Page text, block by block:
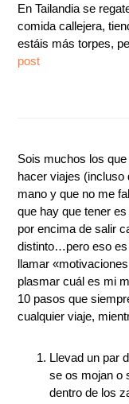
En Tailandia se
comida callejera,
estáis más torpes,
post
Sois muchos los
hacer viajes (incluso
mano y que no me
que hay que tener
por encima de salir
distinto…pero eso es
llamar
plasmar cuál es mi
10 pasos que
cualquier viaje,
Llevad un par
se os mojan o
dentro de los